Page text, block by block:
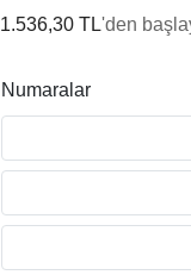
1.536,30 TL'den
Numaralar